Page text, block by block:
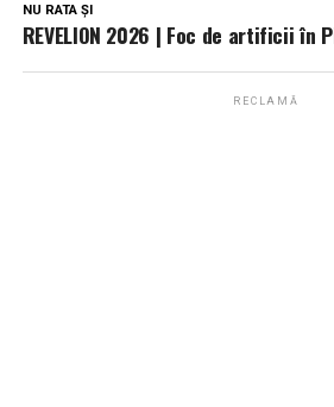
NU RATA ȘI
REVELION 2026 | Foc de artificii în
RECLAMĂ